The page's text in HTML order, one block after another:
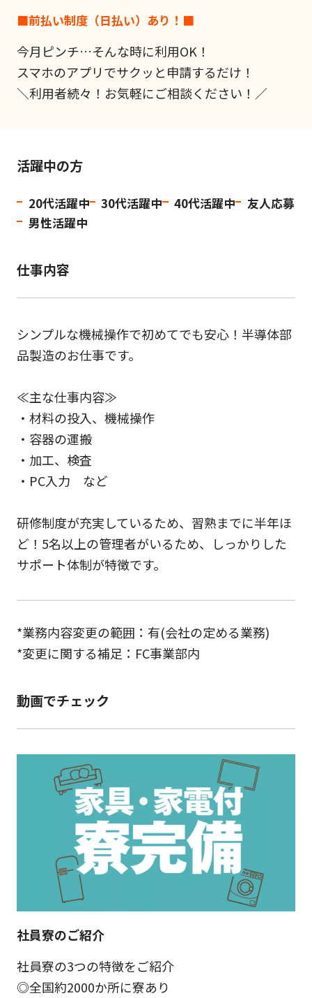
■前払い制度（日払い）あり！■
今月ピンチ…そんな時に利用OK！
スマホのアプリでサクッと申請するだけ！
＼利用者続々！お気軽にご相談ください！／
活躍中の方
20代活躍中 30代活躍中 40代活躍中
友人応募
男性活躍中
仕事内容
シンプルな機械操作で初めてでも安心！半導体部
品製造のお仕事です。
≪主な仕事内容≫
・材料の投入、機械操作
・容器の運搬
・加工、検査
・PC入力 など
研修制度が充実しているため、習熟までに半年ほ
ど！5名以上の管理者がいるため、しっかりした
サポート体制が特徴です。
*業務内容変更の範囲：有(会社の定める業務)
*変更に関する補足：FC事業部内
動画でチェック
社員寮のご紹介
社員寮の3つの特徴をご紹介
◎全国約2000か所に寮あり